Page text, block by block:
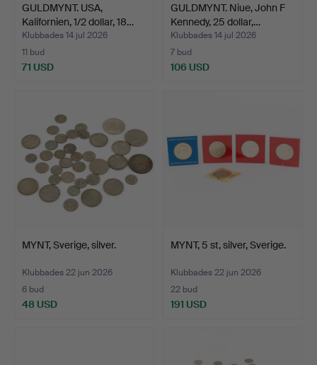
GULDMYNT. USA,
Kalifornien, 1/2 dollar, 18…
Klubbades 14 jul 2026
11 bud
71 USD
GULDMYNT. Niue, John F
Kennedy, 25 dollar,…
Klubbades 14 jul 2026
7 bud
106 USD
MYNT, Sverige, silver.
Klubbades 22 jun 2026
6 bud
48 USD
MYNT, 5 st, silver, Sverige.
Klubbades 22 jun 2026
22 bud
191 USD